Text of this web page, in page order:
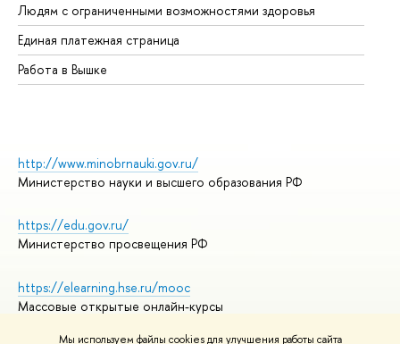
Мы используем файлы cookies для улучшения работы сайта
Людям с ограниченными возможностями здоровья
Единая платежная страница
Работа в Вышке
http://www.minobrnauki.gov.ru/
Министерство науки и высшего образования РФ
https://edu.gov.ru/
Министерство просвещения РФ
https://elearning.hse.ru/mooc
Массовые открытые онлайн-курсы